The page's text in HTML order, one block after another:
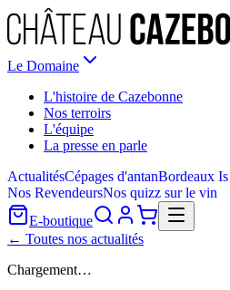
Le Domaine
L'histoire de Cazebonne
Nos terroirs
L'équipe
La presse en parle
ActualitésCépages d'antanBordeaux
Nos RevendeursNos quizz sur le vin
E-boutique
← Toutes nos actualités
Chargement…